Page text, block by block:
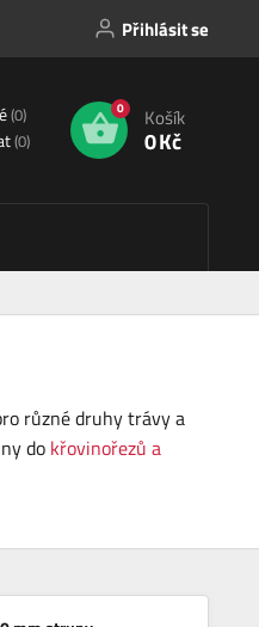
Přihlásit se
(0)
(0)
0 Košík
0 Kč
různé druhy trávy a
do křovinořezů a